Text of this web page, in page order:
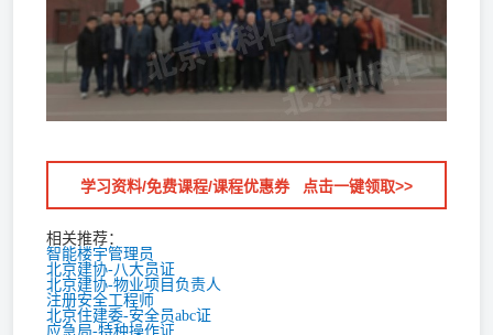
学习资料/免费课程/课程优惠券 点击一键领取>>
相关推荐：
智能楼宇管理员
北京建协-八大员证
北京建协-物业项目负责人
注册安全工程师
北京住建委-安全员abc证
应急局-特种操作证